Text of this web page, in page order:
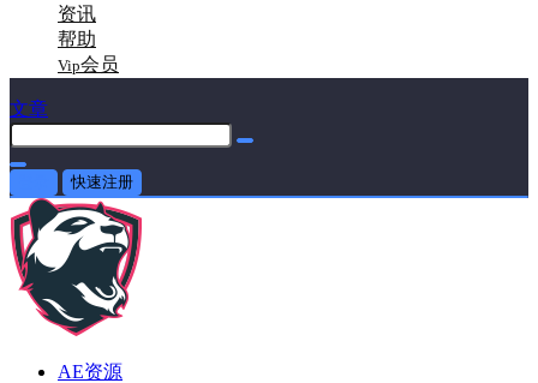
资讯
帮助
Vip会员
文章
快速注册
AE资源